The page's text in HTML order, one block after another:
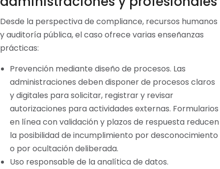
Desde la perspectiva de compliance, recursos humanos
y auditoría pública, el caso ofrece varias enseñanzas
prácticas:
Prevención mediante diseño de procesos. Las
administraciones deben disponer de procesos claros
y digitales para solicitar, registrar y revisar
autorizaciones para actividades externas. Formularios
en línea con validación y plazos de respuesta reducen
la posibilidad de incumplimiento por desconocimiento
o por ocultación deliberada.
Uso responsable de la analítica de datos.